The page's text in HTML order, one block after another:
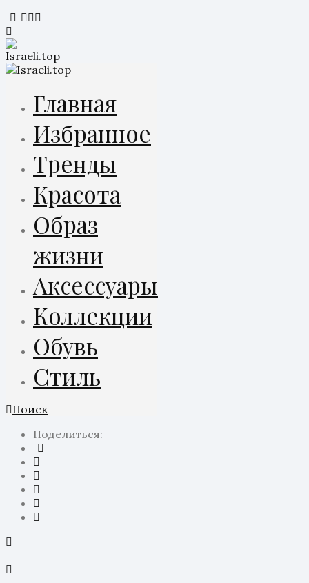
Главная
Избранное
Тренды
Красота
Образ
жизни
Аксессуары
Коллекции
Обувь
Стиль
Поиск
Поделиться: